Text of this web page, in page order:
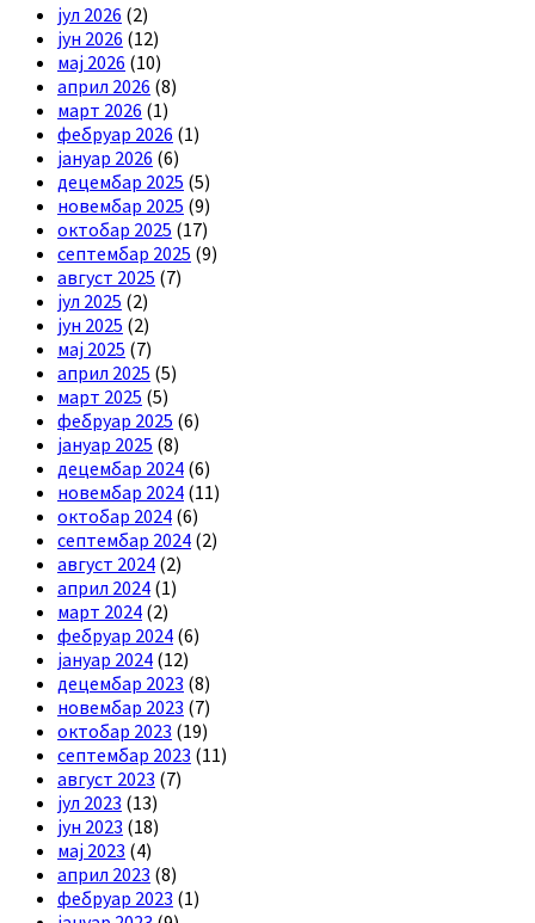
јул 2026 (2)
јун 2026 (12)
мај 2026 (10)
април 2026 (8)
март 2026 (1)
фебруар 2026 (1)
јануар 2026 (6)
децембар 2025 (5)
новембар 2025 (9)
октобар 2025 (17)
септембар 2025 (9)
август 2025 (7)
јул 2025 (2)
јун 2025 (2)
мај 2025 (7)
април 2025 (5)
март 2025 (5)
фебруар 2025 (6)
јануар 2025 (8)
децембар 2024 (6)
новембар 2024 (11)
октобар 2024 (6)
септембар 2024 (2)
август 2024 (2)
април 2024 (1)
март 2024 (2)
фебруар 2024 (6)
јануар 2024 (12)
децембар 2023 (8)
новембар 2023 (7)
октобар 2023 (19)
септембар 2023 (11)
август 2023 (7)
јул 2023 (13)
јун 2023 (18)
мај 2023 (4)
април 2023 (8)
фебруар 2023 (1)